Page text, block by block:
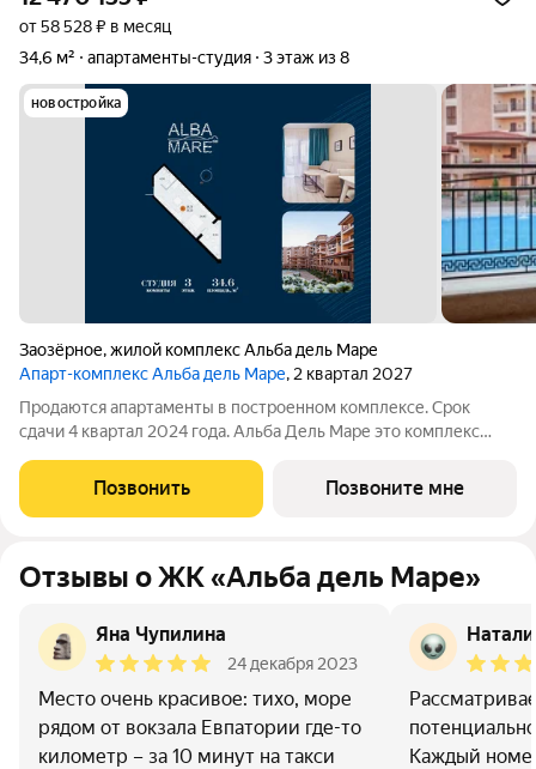
от 58 528 ₽ в месяц
34,6 м²
апартаменты-студия 3 этаж из 8
новостройка
Заозёрное,жилой комплекс Альба дель Маре
Апарт-комплекс Альба дель Маре, 2 квартал 2027
Продаются апартаменты в построенном комплексе. Срок
сдачи 4 квартал 2024 года. Альба Дель Маре это комплекс
Уютные здания переменной этажности строятся в 5 минутах
ходьбы (385 метров) от одного
Позвонить Позвоните мне
Отзывы о ЖК «Альба дель Маре»
Яна Чупилина
24 декабря 2023
Место очень красивое: тихо, море
рядом от вокзала Евпатории где-то
километр – за 10 минут на такси
Каждый